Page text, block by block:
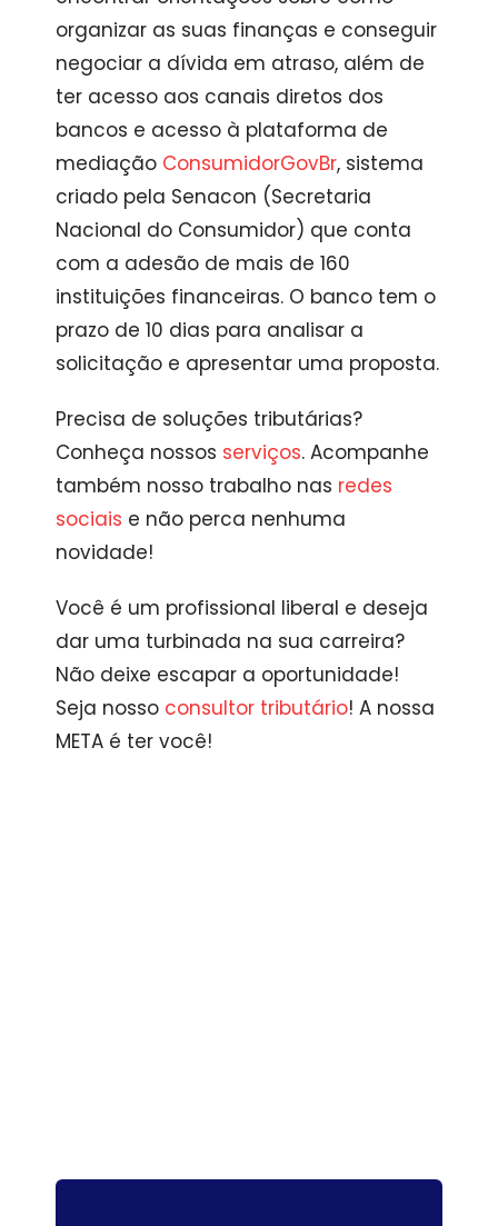
organizar as suas finanças e conseguir
negociar a dívida em atraso, além de
ter acesso aos canais diretos dos
bancos e acesso à plataforma de
mediação ConsumidorGovBr, sistema
criado pela Senacon (Secretaria
Nacional do Consumidor) que conta
com a adesão de mais de 160
instituições financeiras. O banco tem o
prazo de 10 dias para analisar a
solicitação e apresentar uma proposta.
Precisa de soluções tributárias?
Conheça nossos serviços. Acompanhe
também nosso trabalho nas redes
sociais e não perca nenhuma
novidade!
Você é um profissional liberal e deseja
dar uma turbinada na sua carreira?
Não deixe escapar a oportunidade!
Seja nosso consultor tributário! A nossa
META é ter você!